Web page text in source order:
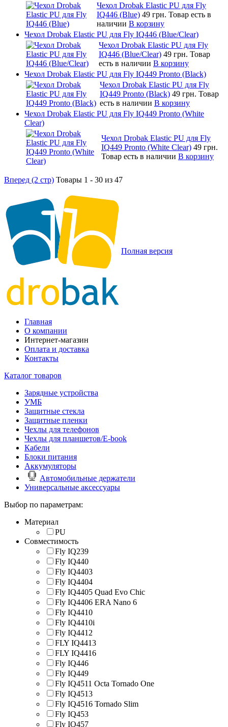
Чехол Drobak Elastic PU для Fly
IQ446 (Blue) 49 грн. Товар есть в
наличии В корзину
Чехол Drobak Elastic PU для Fly IQ446 (Blue/Сlear)
Чехол Drobak Elastic PU для Fly
IQ446 (Blue/Сlear) 49 грн. Товар
есть в наличии В корзину
Чехол Drobak Elastic PU для Fly IQ449 Pronto (Black)
Чехол Drobak Elastic PU для Fly
IQ449 Pronto (Black) 49 грн. Товар
есть в наличии В корзину
Чехол Drobak Elastic PU для Fly IQ449 Pronto (White
Clear)
Чехол Drobak Elastic PU для Fly
IQ449 Pronto (White Clear) 49 грн.
Товар есть в наличии В корзину
Вперед (2 стр) Товары 1 - 30 из 47
Полная версия
Главная
О компании
Интернет-магазин
Оплата и доставка
Контакты
Каталог товаров
Зарядные устройства
УМБ
Защитные стекла
Защитные пленки
Чехлы для телефонов
Чехлы для планшетов/E-book
Кабели
Блоки питания
Аккумуляторы
Автомобильные держатели
Универсальные аксессуары
Выбор по параметрам:
Материал
PU
Совместимость
Fly IQ239
Fly IQ440
Fly IQ4403
Fly IQ4404
Fly IQ4405 Quad Evo Chic
Fly IQ4406 ERA Nano 6
Fly IQ4410
Fly IQ4410i
Fly IQ4412
FLY IQ4413
FLY IQ4416
Fly IQ446
Fly IQ449
Fly IQ4511 Octa Tornado One
Fly IQ4513
Fly IQ4516 Tornado Slim
Fly IQ453
Fly IQ457